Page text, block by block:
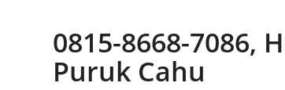
0815-8668-7086,
Puruk Cahu